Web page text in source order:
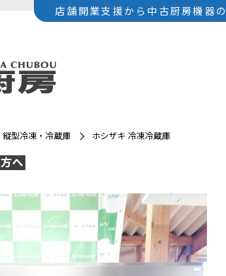
店舗開業支援から中古厨房機器の
縦型冷凍・冷蔵庫 ホシザキ 冷凍冷蔵庫
へ